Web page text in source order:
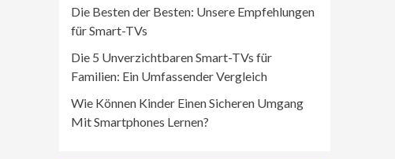
Die Besten der Besten: Unsere Empfehlungen
für Smart-TVs
Die 5 Unverzichtbaren Smart-TVs für
Familien: Ein Umfassender Vergleich
Wie Können Kinder Einen Sicheren Umgang
Mit Smartphones Lernen?